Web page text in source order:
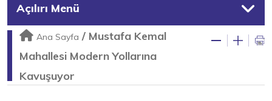
Açılırı Menü
Ana Sayfa / Mustafa Kemal
Mahallesi Modern Yollarına
Kavuşuyor